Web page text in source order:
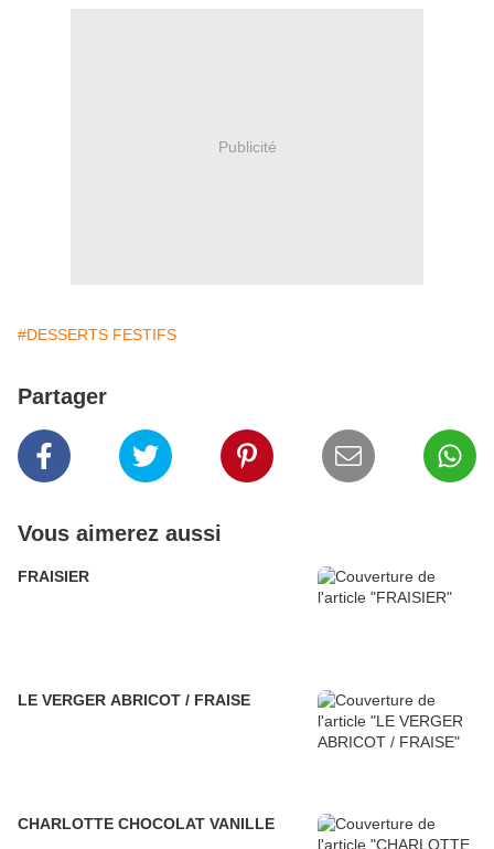
Publicité
#DESSERTS FESTIFS
Partager
Vous aimerez aussi
FRAISIER
LE VERGER ABRICOT / FRAISE
CHARLOTTE CHOCOLAT VANILLE